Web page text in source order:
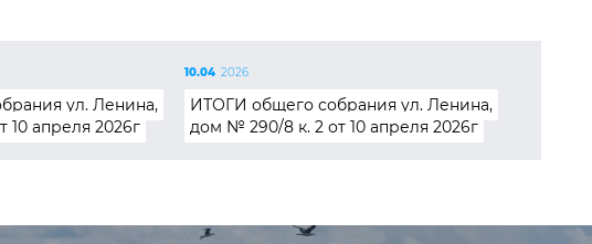
ул. Ленина,
10 апреля 2026г
10.04 2026
ИТОГИ общего собрания ул. Ленина,
дом № 290/8 к. 2 от 10 апреля 2026г